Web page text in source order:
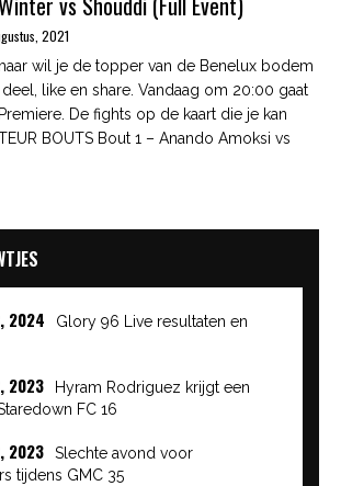
2021
wil je de topper van de Benelux bodem
like en share. Vandaag om 20:00 gaat
De fights op de kaart die je kan
BOUTS Bout 1 – Anando Amoksi vs
2024
Glory 96 Live resultaten en
2023
Hyram Rodriguez krijgt een
FC 16
2023
Slechte avond voor
tijdens GMC 35